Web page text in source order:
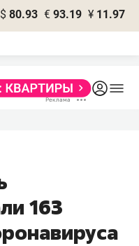
$ 80.93 € 93.19 ¥ 11.97
163